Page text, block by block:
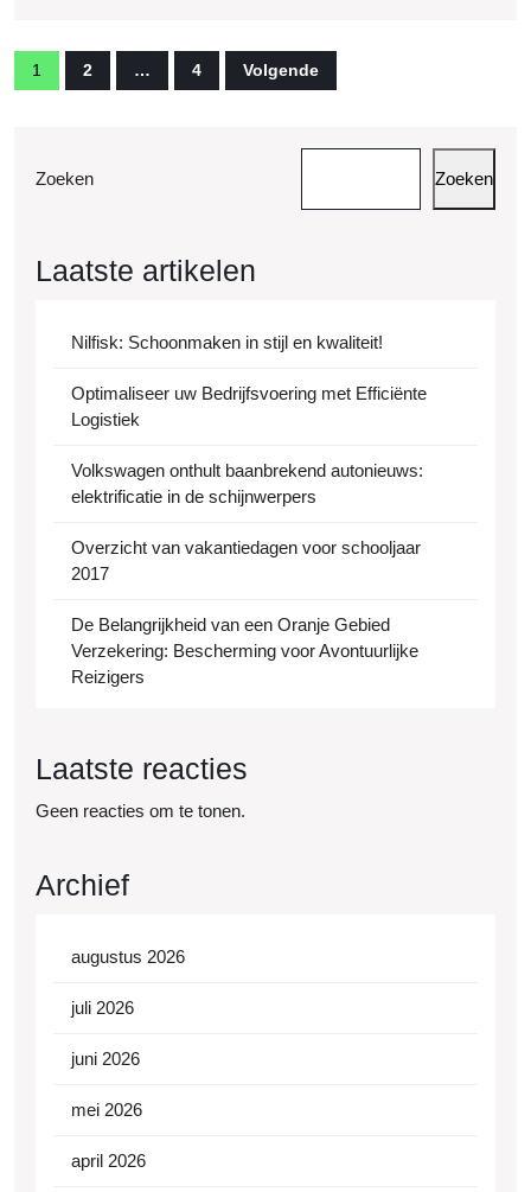
Posts
pagination
1 2 … 4 Volgende
Zoeken Zoeken
Laatste artikelen
Nilfisk: Schoonmaken in stijl en kwaliteit!
Optimaliseer uw Bedrijfsvoering met Efficiënte
Logistiek
Volkswagen onthult baanbrekend autonieuws:
elektrificatie in de schijnwerpers
Overzicht van vakantiedagen voor schooljaar
2017
De Belangrijkheid van een Oranje Gebied
Verzekering: Bescherming voor Avontuurlijke
Reizigers
Laatste reacties
Geen reacties om te tonen.
Archief
augustus 2026
juli 2026
juni 2026
mei 2026
april 2026